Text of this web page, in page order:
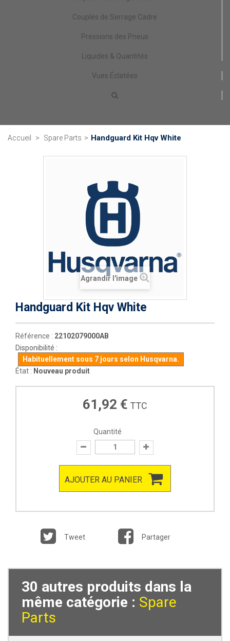
Couples de Serrage Cadre
Pressions des Pneus
Liquides & Quantités
Vues Éclatées
Accueil > Spare Parts > Handguard Kit Hqv White
Agrandir l'image
Handguard Kit Hqv White
Référence : 22102079000AB
Disponibilité :
Habituellement sous 7 jours selon Husqvarna.
État : Nouveau produit
61,92 € TTC
Quantité
AJOUTER AU PANIER
Tweet Partager
30 autres produits dans la
même catégorie : Spare
Parts